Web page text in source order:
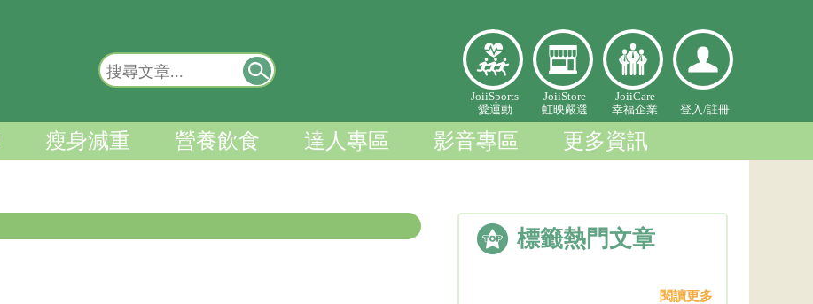
愛
運
動
虹映嚴
選
幸福企
業
人中心
JoiiSports
愛運動
JoiiStore
虹映嚴選
JoiiCare
幸福企業
登入/註冊
瘦身減重 營養飲食 達人專區 影音專區 更多資訊
標籤熱門文章
閱讀更多